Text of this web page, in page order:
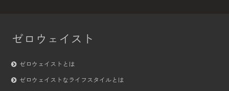
ゼロウェイスト
ゼロウェイストとは
ゼロウェイストなライフスタイルとは